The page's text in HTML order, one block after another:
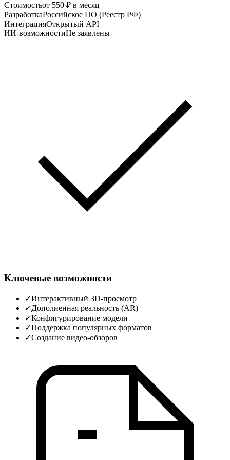
Стоимостьот 550 ₽ в месяц
РазработкаРоссийское ПО (Реестр РФ)
ИнтеграцияОткрытый API
ИИ-возможностиНе заявлены
Ключевые возможности
✓Интерактивный 3D‑просмотр
✓Дополненная реальность (AR)
✓Конфигурирование модели
✓Поддержка популярных форматов
✓Создание видео‑обзоров